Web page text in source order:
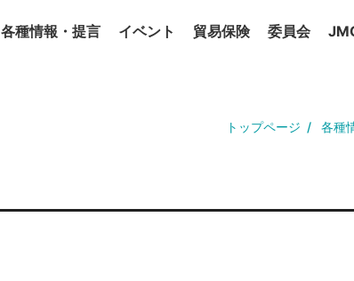
各種情報・提言 イベント 貿易保険 委員会
トップページ 各種